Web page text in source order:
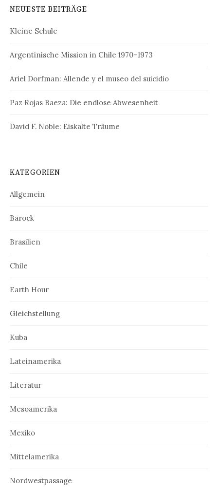
NEUESTE BEITRÄGE
Kleine Schule
Argentinische Mission in Chile 1970–1973
Ariel Dorfman: Allende y el museo del suicidio
Paz Rojas Baeza: Die endlose Abwesenheit
David F. Noble: Eiskalte Träume
KATEGORIEN
Allgemein
Barock
Brasilien
Chile
Earth Hour
Gleichstellung
Kuba
Lateinamerika
Literatur
Mesoamerika
Mexiko
Mittelamerika
Nordwestpassage